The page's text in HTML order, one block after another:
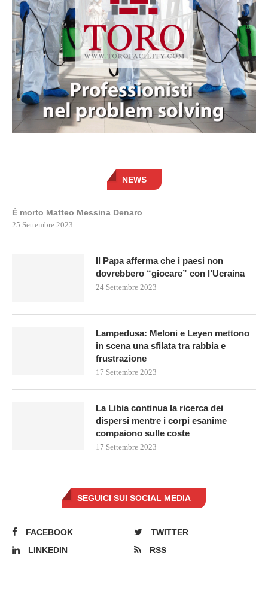
NEWS
È morto Matteo Messina Denaro
25 Settembre 2023
Il Papa afferma che i paesi non
dovrebbero “giocare” con l’Ucraina
24 Settembre 2023
Lampedusa: Meloni e Leyen mettono
in scena una sfilata tra rabbia e
frustrazione
17 Settembre 2023
La Libia continua la ricerca dei
dispersi mentre i corpi esanime
compaiono sulle coste
17 Settembre 2023
SEGUICI SUI SOCIAL MEDIA
FACEBOOK
TWITTER
LINKEDIN
RSS